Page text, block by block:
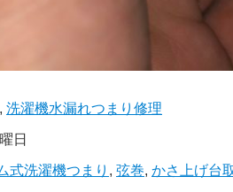
, 洗濯機水漏れつまり修理
日
式洗濯機つまり , 弦巻, かさ上げ台